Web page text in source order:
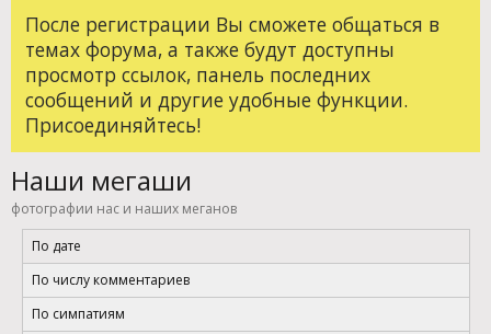
После регистрации Вы сможете общаться в
темах форума, а также будут доступны
просмотр ссылок, панель последних
сообщений и другие удобные функции.
Присоединяйтесь!
Наши мегаши
фотографии нас и наших меганов
По дате
По числу комментариев
По симпатиям